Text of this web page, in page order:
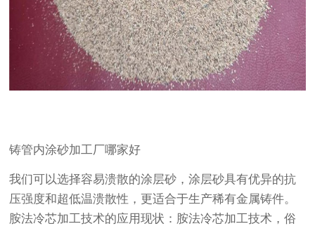
铸管内涂砂加工厂哪家好
我们可以选择容易溃散的涂层砂，涂层砂具有优异的抗
压强度和超低温溃散性，更适合于生产稀有金属铸件。
胺法冷芯加工技术的应用现状：胺法冷芯加工技术，俗